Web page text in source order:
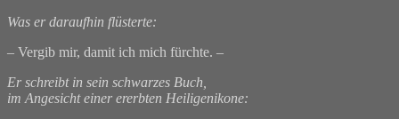
Was er daraufhin flüsterte:
– Vergib mir, damit ich mich fürchte. –
Er schreibt in sein schwarzes Buch,
im Angesicht einer ererbten Heiligenikone: